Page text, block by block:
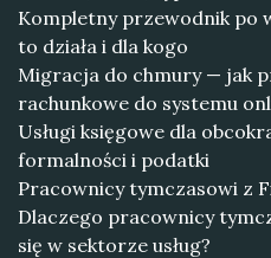
Kompletny przewodnik po
to działa i dla kogo
Migracja do chmury — jak
rachunkowe do systemu
Usługi księgowe dla
formalności i podatki
Pracownicy tymczasowi z
Dlaczego pracownicy
się w sektorze usług?